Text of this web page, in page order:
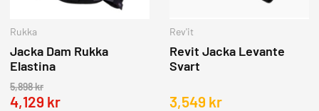
Rukka
Jacka Dam Rukka
Elastina
5,898kr
4,129 kr
Rev'it
Revit Jacka Levante
Svart
3,549 kr